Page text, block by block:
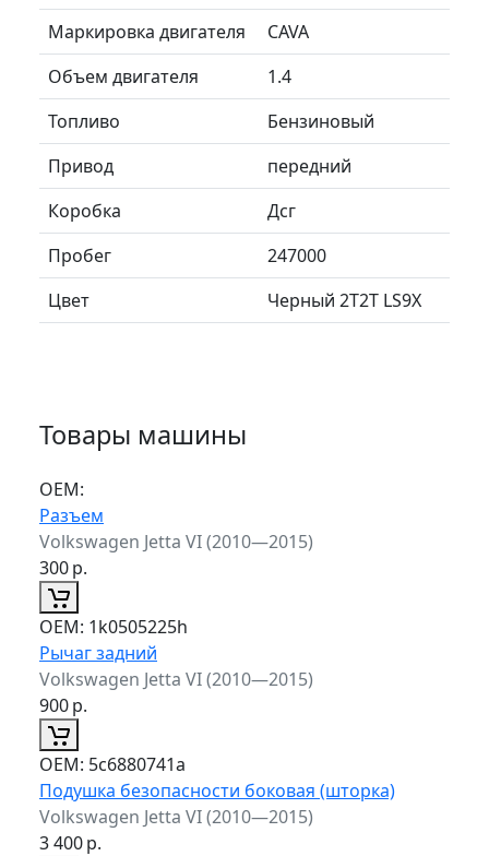
Маркировка двигателя
CAVA
Объем двигателя
1.4
Топливо
Бензиновый
Привод
передний
Коробка
Дсг
Пробег
247000
Цвет
Черный 2T2T LS9X
Товары машины
ОЕМ:
Разъем
Volkswagen Jetta VI (2010—2015)
300р.
ОЕМ: 1k0505225h
Рычаг задний
Volkswagen Jetta VI (2010—2015)
900р.
ОЕМ: 5c6880741a
Подушка безопасности боковая (шторка)
Volkswagen Jetta VI (2010—2015)
3 400р.